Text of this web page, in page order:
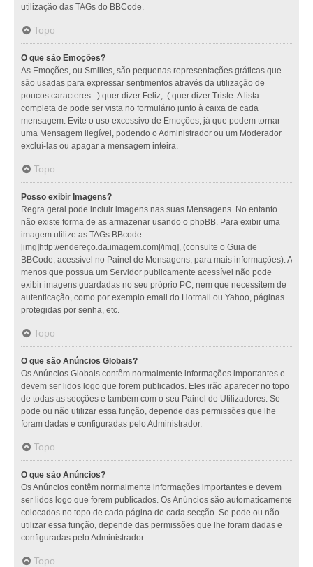
utilização das TAGs do BBCode.
Topo
O que são Emoções?
As Emoções, ou Smilies, são pequenas representações gráficas que
são usadas para expressar sentimentos através da utilização de
poucos caracteres. :) quer dizer Feliz, :( quer dizer Triste. A lista
completa de pode ser vista no formulário junto à caixa de cada
mensagem. Evite o uso excessivo de Emoções, já que podem tornar
uma Mensagem ilegível, podendo o Administrador ou um Moderador
excluí-las ou apagar a mensagem inteira.
Topo
Posso exibir Imagens?
Regra geral pode incluir imagens nas suas Mensagens. No entanto
não existe forma de as armazenar usando o phpBB. Para exibir uma
imagem utilize as TAGs BBcode
[img]http://endereço.da.imagem.com[/img], (consulte o Guia de
BBCode, acessível no Painel de Mensagens, para mais informações). A
menos que possua um Servidor publicamente acessível não pode
exibir imagens guardadas no seu próprio PC, nem que necessitem de
autenticação, como por exemplo email do Hotmail ou Yahoo, páginas
protegidas por senha, etc.
Topo
O que são Anúncios Globais?
Os Anúncios Globais contêm normalmente informações importantes e
devem ser lidos logo que forem publicados. Eles irão aparecer no topo
de todas as secções e também com o seu Painel de Utilizadores. Se
pode ou não utilizar essa função, depende das permissões que lhe
foram dadas e configuradas pelo Administrador.
Topo
O que são Anúncios?
Os Anúncios contêm normalmente informações importantes e devem
ser lidos logo que forem publicados. Os Anúncios são automaticamente
colocados no topo de cada página de cada secção. Se pode ou não
utilizar essa função, depende das permissões que lhe foram dadas e
configuradas pelo Administrador.
Topo